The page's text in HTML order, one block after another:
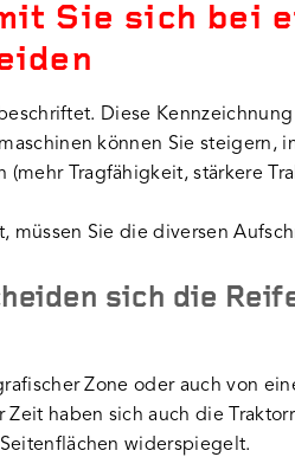
Sie sich bei
Diese
können Sie steigern,
(mehr Tragfähigkeit, stärkere
müssen Sie die diversen
sich die
Zone oder auch von
haben sich auch die
widerspiegelt.